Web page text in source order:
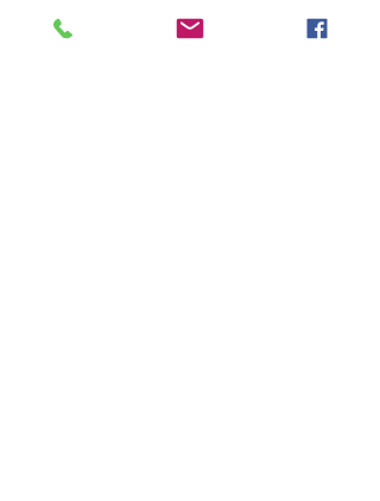
workshop care te ajută să te
(re)construiești – cu blândețe, curaj și